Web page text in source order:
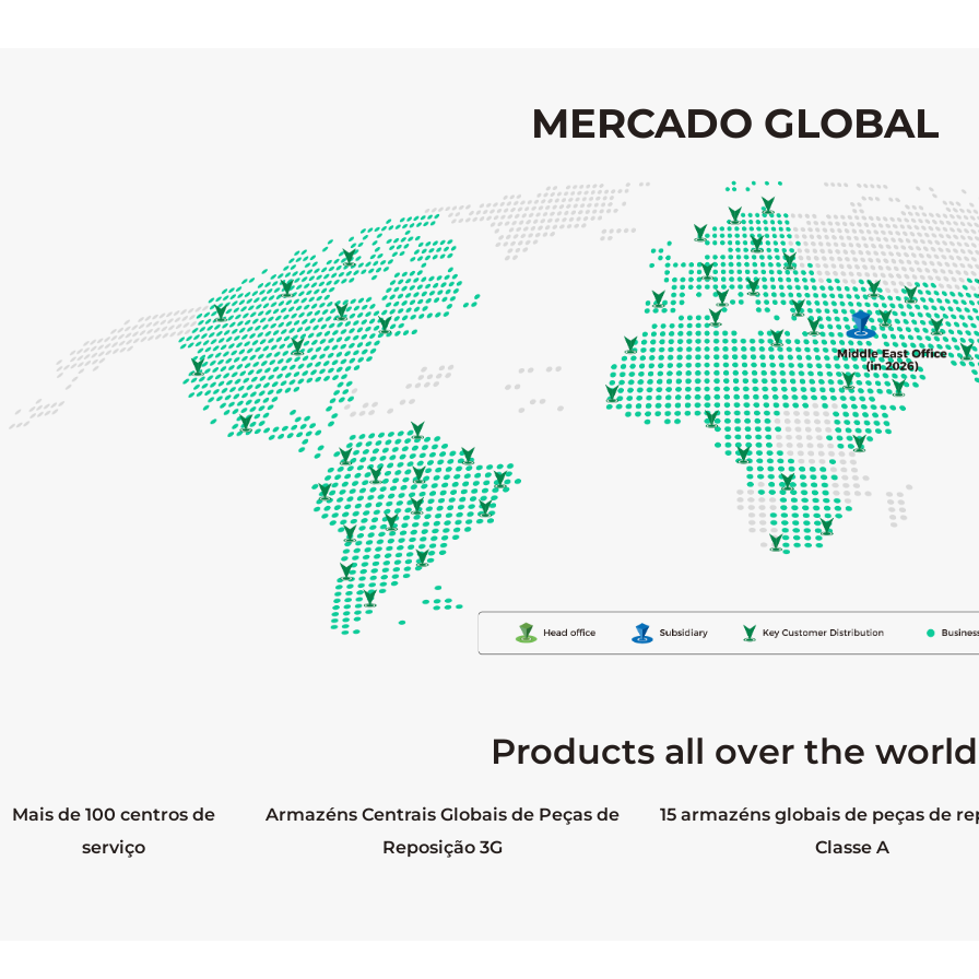
MERCADO GLOBAL
Products all over the world
Mais de 100 centros de
serviço
Armazéns Centrais Globais de Peças de
Reposição 3G
15 armazéns globais de peças de
Classe A